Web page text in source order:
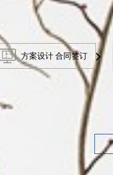
方案设计 合同签订